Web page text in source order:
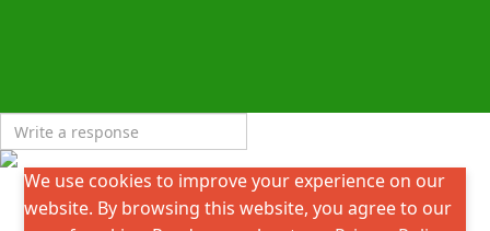
We use cookies to improve your experience on our
website. By browsing this website, you agree to our